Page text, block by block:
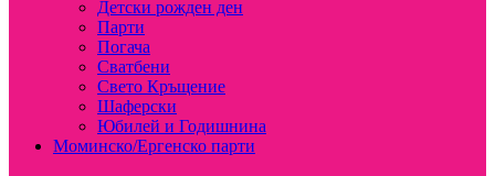
Детски рожден ден
Парти
Погача
Сватбени
Свето Кръщение
Шаферски
Юбилей и Годишнина
Моминско/Ергенско парти